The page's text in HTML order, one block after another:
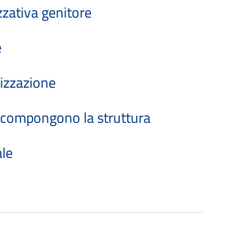
genitore
la struttura